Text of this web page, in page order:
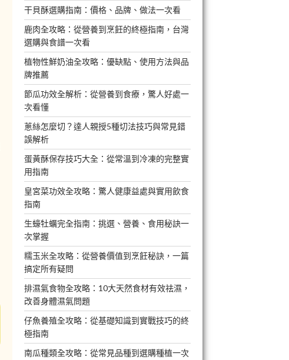
干貝酥選購指南：價格、品牌、做法一次看
鹿肉全攻略：從營養到烹飪的終極指南，台灣
選購與食譜一次看
植物性鮮奶油全攻略：優缺點、使用方法與品
牌推薦
節瓜功效全解析：從營養到食療，驚人好處一
次看懂
蔥絲怎麼切？達人親授5種切法技巧與常見錯
誤解析
蛋黃酥保存技巧大全：從常溫到冷凍的完整實
用指南
皇宮菜功效全攻略：驚人健康益處與實用飲食
指南
生蠔牡蠣完全指南：挑選、營養、食用秘訣一
次掌握
糯玉米全攻略：從營養價值到烹飪秘訣，一篇
搞定所有疑問
排濕氣食物全攻略：10大天然食材有效祛濕，
改善身體濕氣問題
仔魚養殖全攻略：從基礎知識到實戰技巧的終
極指南
南瓜種類全攻略：從常見品種到選購種植一次